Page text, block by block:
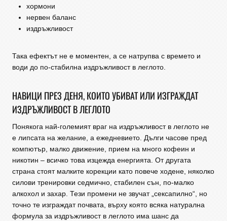
хормони
нервен баланс
издръжливост
Така ефектът не е моментен, а се натрупва с времето и
води до по-стабилна издръжливост в леглото.
НАВИЦИ ПРЕЗ ДЕНЯ, КОИТО УБИВАТ ИЛИ ИЗГРАЖДАТ
ИЗДРЪЖЛИВОСТ В ЛЕГЛОТО
Понякога най-големият враг на издръжливост в леглото не
е липсата на желание, а ежедневието. Дълги часове пред
компютър, малко движение, прием на много кофеин и
никотин – всичко това изцежда енергията. От другата
страна стоят малките корекции като повече ходене, няколко
силови тренировки седмично, стабилен сън, по-малко
алкохол и захар. Тези промени не звучат „сексапилно“, но
точно те изграждат почвата, върху която всяка натурална
формула за издръжливост в леглото има шанс да